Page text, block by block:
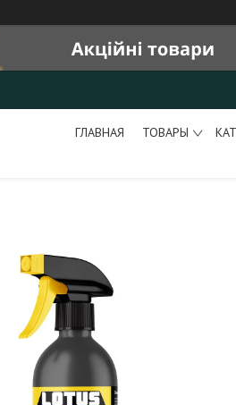
ГЛАВНАЯ ТОВАРЫ